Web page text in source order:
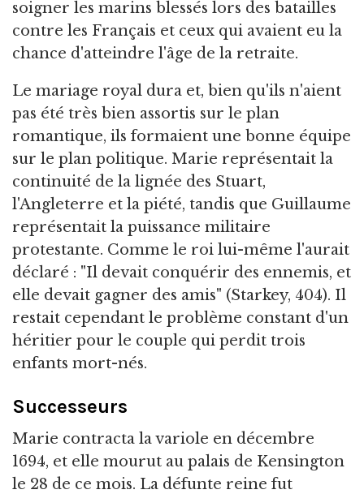
soigner les marins blessés lors des batailles
contre les Français et ceux qui avaient eu la
chance d'atteindre l'âge de la retraite.
Le mariage royal dura et, bien qu'ils n'aient
pas été très bien assortis sur le plan
romantique, ils formaient une bonne équipe
sur le plan politique. Marie représentait la
continuité de la lignée des Stuart,
l'Angleterre et la piété, tandis que Guillaume
représentait la puissance militaire
protestante. Comme le roi lui-même l'aurait
déclaré : "Il devait conquérir des ennemis, et
elle devait gagner des amis" (Starkey, 404). Il
restait cependant le problème constant d'un
héritier pour le couple qui perdit trois
enfants mort-nés.
Successeurs
Marie contracta la variole en décembre
1694, et elle mourut au palais de Kensington
le 28 de ce mois. La défunte reine fut